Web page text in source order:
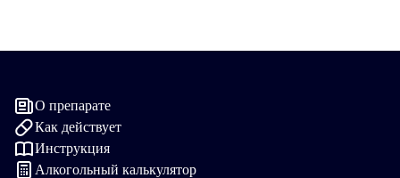
О препарате
Как действует
Инструкция
Алкогольный калькулятор